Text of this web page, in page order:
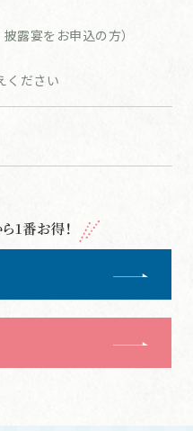
露宴をお申込の方）
ください